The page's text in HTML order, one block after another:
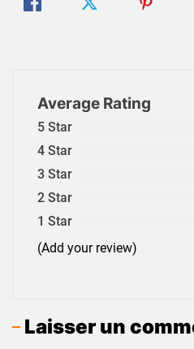
Average Rating
5 Star
4 Star
3 Star
2 Star
1 Star
(Add your review)
Laisser un